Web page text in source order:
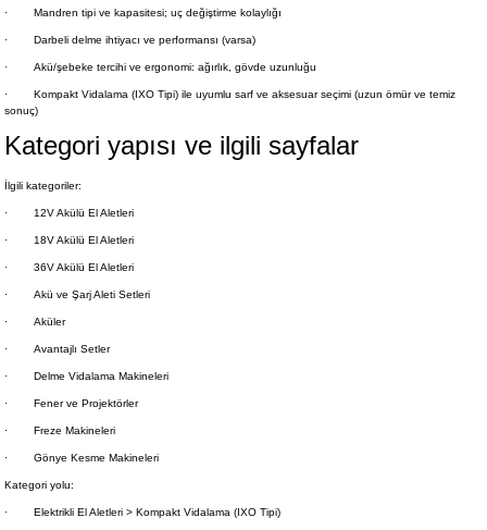
· Mandren tipi ve kapasitesi; uç değiştirme kolaylığı
· Darbeli delme ihtiyacı ve performansı (varsa)
· Akü/şebeke tercihi ve ergonomi: ağırlık, gövde uzunluğu
·
Kompakt Vidalama (IXO Tipi) ile uyumlu sarf ve aksesuar seçimi (uzun ömür ve temiz
sonuç)
Kategori yapısı ve ilgili sayfalar
İlgili kategoriler:
· 12V Akülü El Aletleri
· 18V Akülü El Aletleri
· 36V Akülü El Aletleri
· Akü ve Şarj Aleti Setleri
· Aküler
· Avantajlı Setler
· Delme Vidalama Makineleri
· Fener ve Projektörler
· Freze Makineleri
· Gönye Kesme Makineleri
Kategori yolu:
· Elektrikli El Aletleri > Kompakt Vidalama (IXO Tipi)